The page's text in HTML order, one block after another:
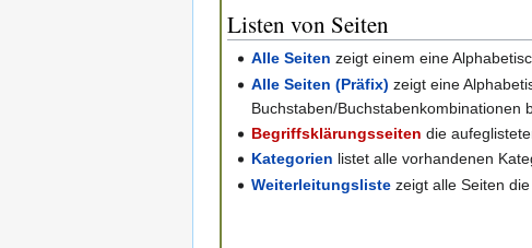
Listen von Seiten
Alle Seiten zeigt einem eine
Alle Seiten (Präfix) zeigt eine
Buchstaben/Buchstabenkombinationen
Begriffsklärungsseiten die
Kategorien listet alle vorhandenen
Weiterleitungsliste zeigt alle Seiten